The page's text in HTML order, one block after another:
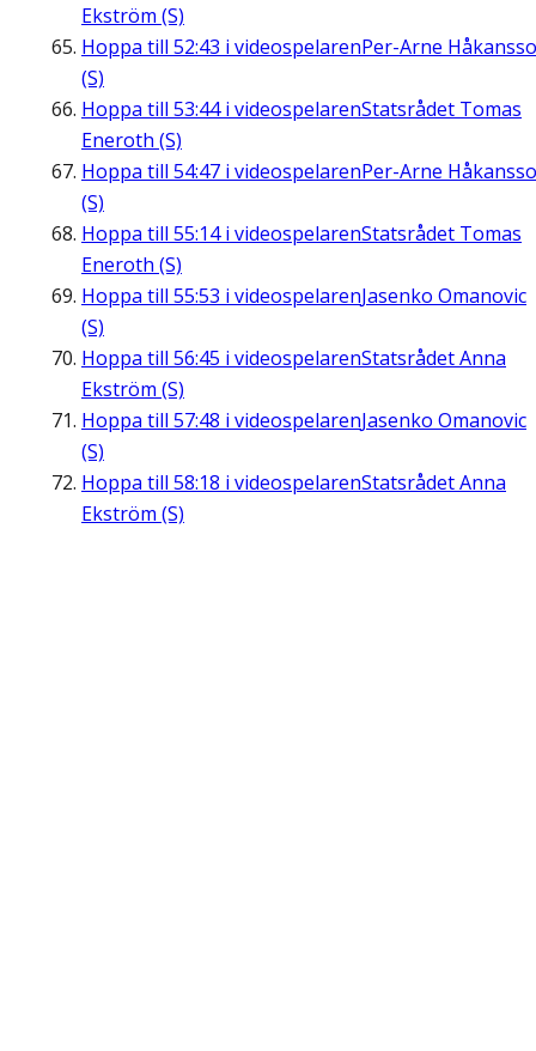
Ekström (S)
Hoppa till 52:43 i videospelarenPer-Arne
(S)
Hoppa till 53:44i videospelarenStatsrådet Tomas
Eneroth (S)
Hoppa till 54:47 i videospelarenPer-Arne
(S)
Hoppa till 55:14i videospelarenStatsrådet Tomas
Eneroth (S)
Hoppa till 55:53 i videospelarenJasenko Omanovic
(S)
Hoppa till 56:45 i videospelarenStatsrådet Anna
Ekström (S)
Hoppa till 57:48 i videospelarenJasenko Omanovic
(S)
Hoppa till 58:18 i videospelarenStatsrådet Anna
Ekström (S)